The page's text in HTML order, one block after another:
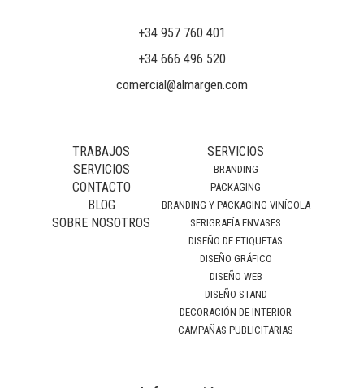
+34 957 760 401
+34 666 496 520
comercial@almargen.com
TRABAJOS
SERVICIOS
CONTACTO
BLOG
SOBRE NOSOTROS
SERVICIOS
BRANDING
PACKAGING
BRANDING Y PACKAGING VINÍCOLA
SERIGRAFÍA ENVASES
DISEÑO DE ETIQUETAS
DISEÑO GRÁFICO
DISEÑO WEB
DISEÑO STAND
DECORACIÓN DE INTERIOR
CAMPAÑAS PUBLICITARIAS